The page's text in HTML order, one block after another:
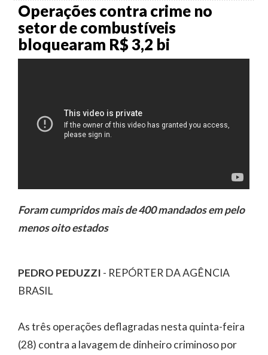
Operações contra crime no
setor de combustíveis
bloquearam R$ 3,2 bi
Foram cumpridos mais de 400 mandados em pelo
menos oito estados
PEDRO PEDUZZI - REPÓRTER DA AGÊNCIA
BRASIL
As três operações deflagradas nesta quinta-feira
(28) contra a lavagem de dinheiro criminoso por